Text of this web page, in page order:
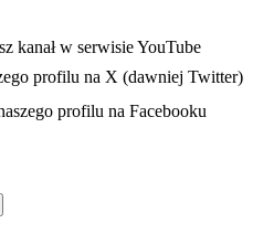
w nowej karcie
kanał w serwisie YouTube
profilu na X (dawniej Twitter)
w nowej karcieprofilu na Facebooku